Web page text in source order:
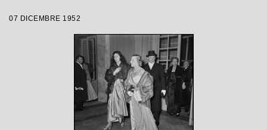
07 DICEMBRE 1952